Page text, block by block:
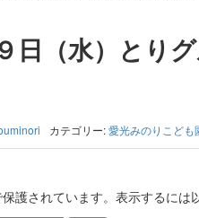
日（水）とり
カテゴリー:愛光みのりこども
護されています。表示するに